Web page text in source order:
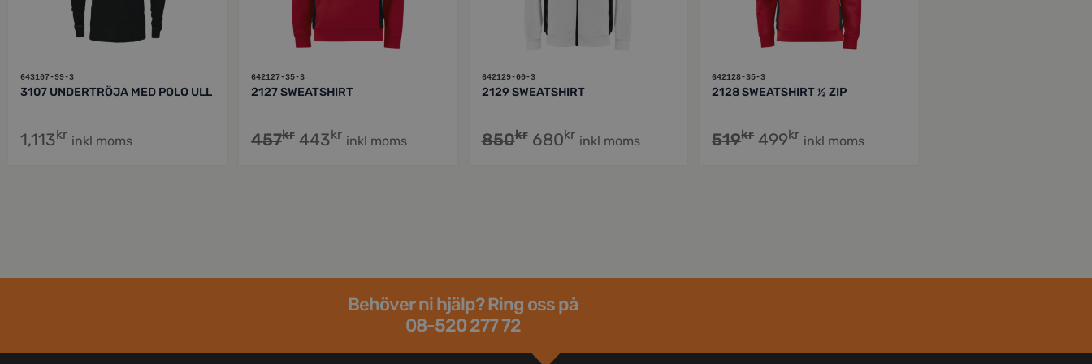
643107-99-3
3107 UNDERTRÖJA MED POLO ULL
1,113kr inkl moms
642127-35-3
2127 SWEATSHIRT
457kr 443kr inkl moms
642129-00-3
2129 SWEATSHIRT
850kr 680kr inkl moms
642128-35-3
2128 SWEATSHIRT ½ ZIP
519kr 499kr inkl moms
Behöver ni hjälp? Ring oss på
08-520 277 72